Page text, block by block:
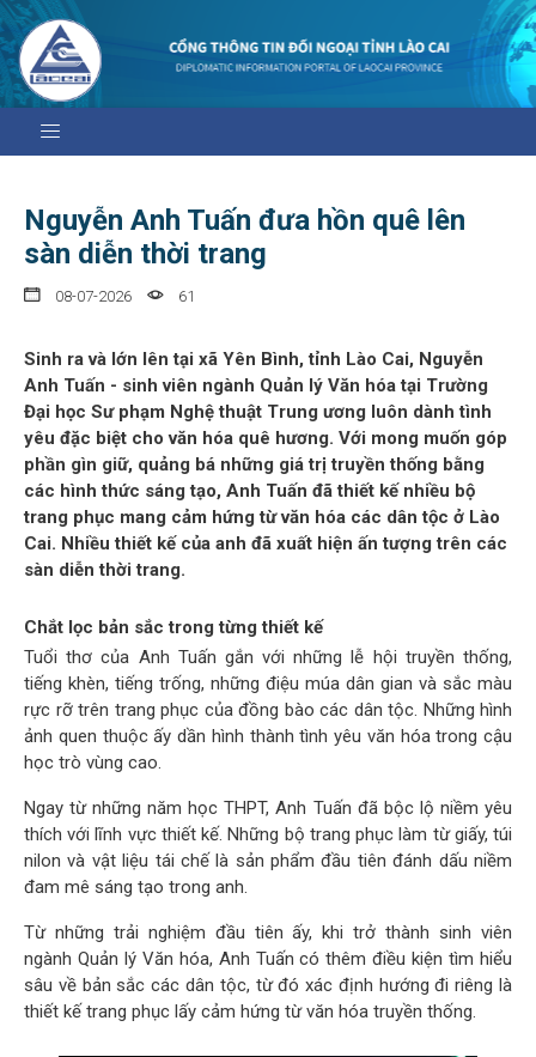
Nguyễn Anh Tuấn đưa hồn quê lên
sàn diễn thời trang
08-07-2026 61
Sinh ra và lớn lên tại xã Yên Bình, tỉnh Lào Cai, Nguyễn
Anh Tuấn - sinh viên ngành Quản lý Văn hóa tại Trường
Đại học Sư phạm Nghệ thuật Trung ương luôn dành tình
yêu đặc biệt cho văn hóa quê hương. Với mong muốn góp
phần gìn giữ, quảng bá những giá trị truyền thống bằng
các hình thức sáng tạo, Anh Tuấn đã thiết kế nhiều bộ
trang phục mang cảm hứng từ văn hóa các dân tộc ở Lào
Cai. Nhiều thiết kế của anh đã xuất hiện ấn tượng trên các
sàn diễn thời trang.
Chắt lọc bản sắc trong từng thiết kế
Tuổi thơ của Anh Tuấn gắn với những lễ hội truyền thống,
tiếng khèn, tiếng trống, những điệu múa dân gian và sắc màu
rực rỡ trên trang phục của đồng bào các dân tộc. Những hình
ảnh quen thuộc ấy dần hình thành tình yêu văn hóa trong cậu
học trò vùng cao.
Ngay từ những năm học THPT, Anh Tuấn đã bộc lộ niềm yêu
thích với lĩnh vực thiết kế. Những bộ trang phục làm từ giấy, túi
nilon và vật liệu tái chế là sản phẩm đầu tiên đánh dấu niềm
đam mê sáng tạo trong anh.
Từ những trải nghiệm đầu tiên ấy, khi trở thành sinh viên
ngành Quản lý Văn hóa, Anh Tuấn có thêm điều kiện tìm hiểu
sâu về bản sắc các dân tộc, từ đó xác định hướng đi riêng là
thiết kế trang phục lấy cảm hứng từ văn hóa truyền thống.